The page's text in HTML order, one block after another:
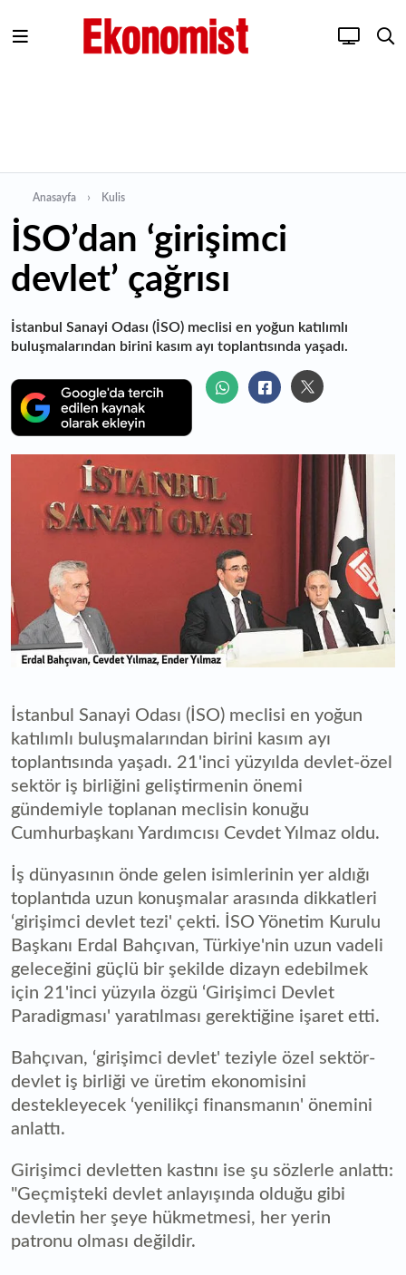
Anasayfa Kulis
İSO’dan ‘girişimci
devlet’ çağrısı
İstanbul Sanayi Odası (İSO) meclisi en yoğun katılımlı
buluşmalarından birini kasım ayı toplantısında yaşadı.
İstanbul Sanayi Odası (İSO) meclisi en yoğun
katılımlı buluşmalarından birini kasım ayı
toplantısında yaşadı. 21'inci yüzyılda devlet-özel
sektör iş birliğini geliştirmenin önemi
gündemiyle toplanan meclisin konuğu
Cumhurbaşkanı Yardımcısı Cevdet Yılmaz oldu.
İş dünyasının önde gelen isimlerinin yer aldığı
toplantıda uzun konuşmalar arasında dikkatleri
‘girişimci devlet tezi' çekti. İSO Yönetim Kurulu
Başkanı Erdal Bahçıvan, Türkiye'nin uzun vadeli
geleceğini güçlü bir şekilde dizayn edebilmek
için 21'inci yüzyıla özgü ‘Girişimci Devlet
Paradigması' yaratılması gerektiğine işaret etti.
Bahçıvan, ‘girişimci devlet' teziyle özel sektör-
devlet iş birliği ve üretim ekonomisini
destekleyecek ‘yenilikçi finansmanın' önemini
anlattı.
Girişimci devletten kastını ise şu sözlerle anlattı:
"Geçmişteki devlet anlayışında olduğu gibi
devletin her şeye hükmetmesi, her yerin
patronu olması değildir.